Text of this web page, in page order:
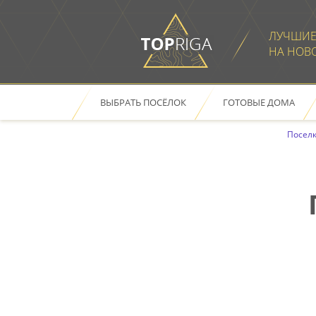
ЛУЧШИЕ
НА
ВЫБРАТЬ ПОСЁЛОК ГОТОВЫЕ ДОМА